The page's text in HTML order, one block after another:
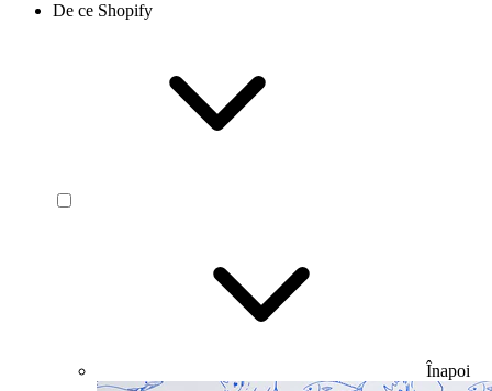
De ce Shopify
Înapoi